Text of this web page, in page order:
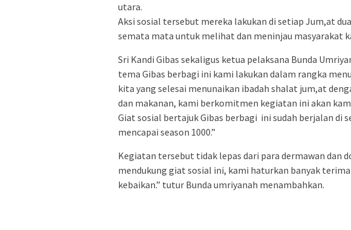
utara.
Aksi sosial tersebut mereka lakukan di setiap Jum,at
semata mata untuk melihat dan meninjau masyarakat
Sri Kandi Gibas sekaligus ketua pelaksana Bunda
tema Gibas berbagi ini kami lakukan dalam rangka
kita yang selesai menunaikan ibadah shalat jum,at
dan makanan, kami berkomitmen kegiatan ini akan
Giat sosial bertajuk Gibas berbagi ini sudah berjalan di
mencapai season 1000.”
Kegiatan tersebut tidak lepas dari para dermawan dan
mendukung giat sosial ini, kami haturkan banyak
kebaikan.” tutur Bunda umriyanah menambahkan.